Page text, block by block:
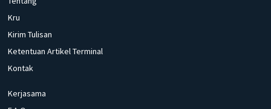
Kru
Kirim Tulisan
Ketentuan Artikel Terminal
Kontak
Kerjasama